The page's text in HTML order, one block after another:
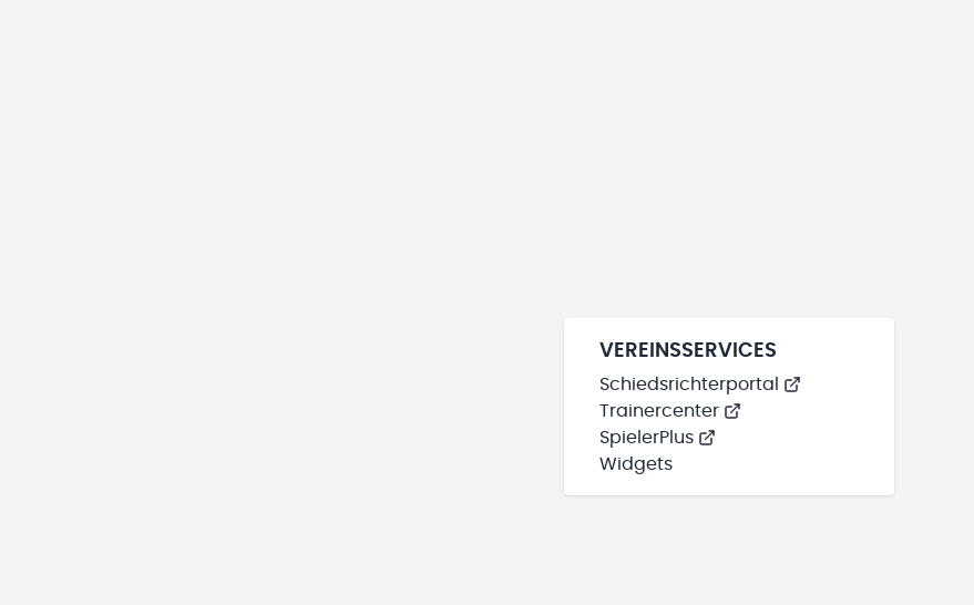
VEREINSSERVICES
Schiedsrichterportal
Trainercenter
SpielerPlus
Widgets